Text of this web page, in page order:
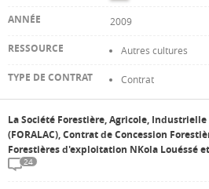
2009
Autres cultures
Contrat
La Société Forestière, Agricole,
(FORALAC), Contrat de Concession
Forestières d'exploitation NKola Louéssé
24